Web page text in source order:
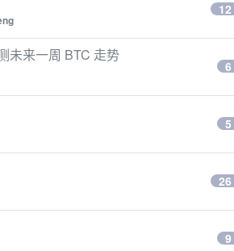
12
未来一周 BTC 走势
6
5
26
9